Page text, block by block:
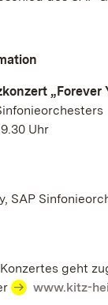
„Forever
Uhr
SAP
geht
www.kitz-